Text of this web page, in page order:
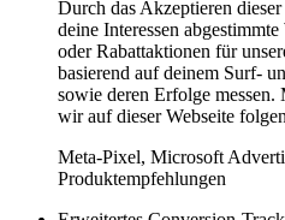
Durch das Akzeptieren
deine Interessen
oder Rabattaktionen für
basierend auf deinem Surf-
sowie deren Erfolge
wir auf dieser Webseite
Meta-Pixel, Microsoft
Produktempfehlungen